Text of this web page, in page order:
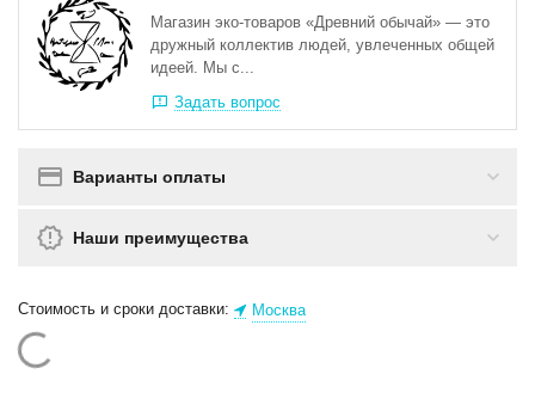
Магазин эко-товаров «Древний обычай» — это
дружный коллектив людей, увлеченных общей
идеей. Мы с...
Задать вопрос
Варианты оплаты
Наши преимущества
Стоимость и сроки доставки: Москва